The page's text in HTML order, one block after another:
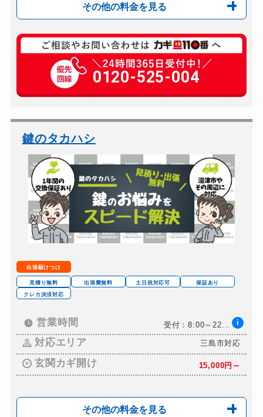
その他の料金を見る
玄関カギ交換 ギザギザ鍵：12,100...
車カギ開け 国産車ギザギザ鍵：8,8...
バイクカギ開け 国産車ギザギザ鍵：8,8...
スーツケースカギ開け
スーツケースカギ作成 別途お見積り
金庫カギ開け ダイヤル不明：16,50...
金庫カギ修理 別途お見積り
ロッカーカギ開け 別途お見積り
ドアノブカギ交換 握玉・円筒錠のギザギザ鍵...
0120-525-004
鍵のタカハシ
出張駆けつけ
見積り無料 出張費無料 土日祝対応可
保証あり
クレカ決済対応
営業時間 受付：8:00～22... i
対応エリア 三島市対応
玄関カギ開け 15,000円～
その他の料金を見る